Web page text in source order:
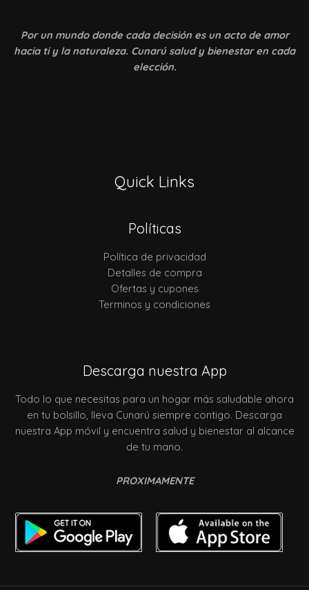
Por un mundo donde cada decisión es un acto de amor
hacia ti y la naturaleza. Cunarú salud y bienestar en cada
elección.
Quick Links
Políticas
Política de privacidad
Detalles de compra
Ofertas y cupones
Terminos y condiciones
Descarga nuestra App
Todo lo que necesitas para un hogar más saludable ahora
en tu bolsillo, lleva Cunarú siempre contigo. Descarga
nuestra App móvil y encuentra salud y bienestar al alcance
de tu mano.
PROXIMAMENTE